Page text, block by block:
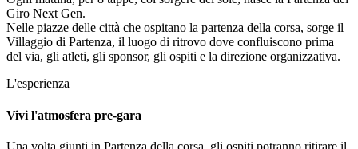
Giro Next Gen.
Nelle piazze delle città che ospitano la partenza della corsa, sorge il
Villaggio di Partenza, il luogo di ritrovo dove confluiscono prima
del via, gli atleti, gli sponsor, gli ospiti e la direzione organizzativa.
L'esperienza
Vivi l'atmosfera pre-gara
Una volta giunti in Partenza della corsa, gli ospiti potranno ritirare il